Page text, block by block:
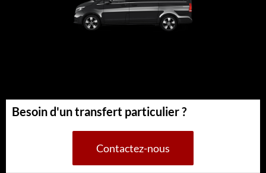
Besoin d'un transfert particulier ?
Contactez-nous